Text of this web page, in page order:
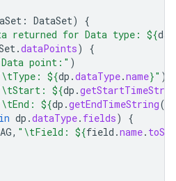
: DataSet)
{
returned for Data type: ${
.dataPoints)
{
point:" )
${dp .dataType.name}" )
${dp .
${dp .getEndTimeString()
in dp .dataType. fields)
{
, "\tField: ${field .name.